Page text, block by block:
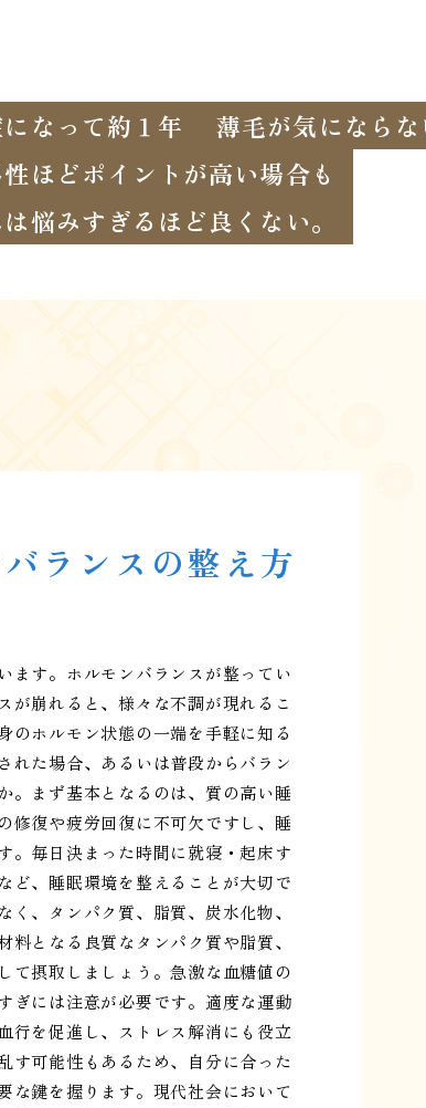
なって約１年
薄毛が気になら
ほどポイントが高い場合も
悩みすぎるほど良くない。
ランスの整え方
ます。ホルモンバランスが整ってい
が崩れると、様々な不調が現れるこ
のホルモン状態の一端を手軽に知る
れた場合、あるいは普段からバラン
。まず基本となるのは、質の高い睡
修復や疲労回復に不可欠ですし、睡
。毎日決まった時間に就寝・起床す
ど、睡眠環境を整えることが大切で
、タンパク質、脂質、炭水化物、
となる良質なタンパク質や脂質、
て摂取しましょう。急激な血糖値の
ぎには注意が必要です。適度な運動
行を促進し、ストレス解消にも役立
す可能性もあるため、自分に合った
な鍵を握ります。現代社会において